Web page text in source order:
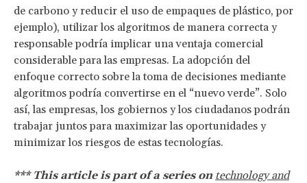
de carbono y reducir el uso de empaques de plástico, por
ejemplo), utilizar los algoritmos de manera correcta y
responsable podría implicar una ventaja comercial
considerable para las empresas. La adopción del
enfoque correcto sobre la toma de decisiones mediante
algoritmos podría convertirse en el “nuevo verde”. Solo
así, las empresas, los gobiernos y los ciudadanos podrán
trabajar juntos para maximizar las oportunidades y
minimizar los riesgos de estas tecnologías.
*** This article is part of a series on technology and